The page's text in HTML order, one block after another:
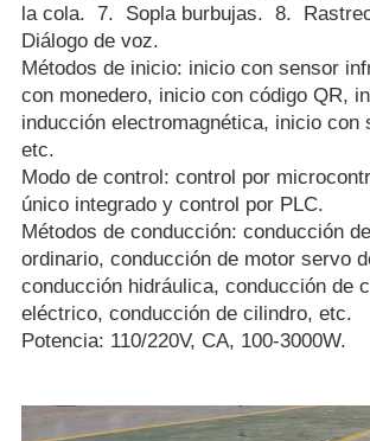
la cola. 7. Sopla burbujas. 8.
Diálogo de voz.
Métodos de inicio: inicio con sensor
con monedero, inicio con código QR,
inducción electromagnética, inicio con
etc.
Modo de control: control por
único integrado y control por PLC.
Métodos de conducción: conducción
ordinario, conducción de motor servo
conducción hidráulica, conducción de
eléctrico, conducción de cilindro, etc.
Potencia: 110/220V, CA, 100-3000W.